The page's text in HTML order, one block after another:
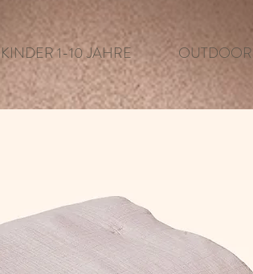
KINDER 1-10 JAHRE OUTDOOR